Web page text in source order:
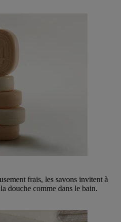
frais, les savons invitent à
douche comme dans le bain.